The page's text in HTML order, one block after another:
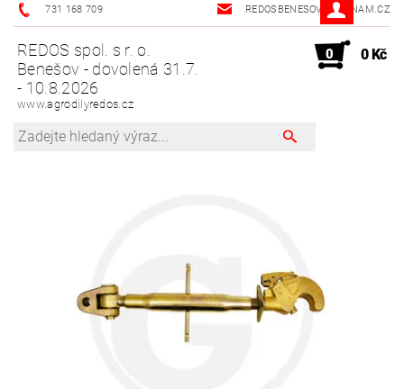
731 168 709 REDOSBENESOV@SEZNAM.CZ
REDOS spol. s r. o.
Benešov - dovolená 31.7.
- 10.8.2026
www.agrodilyredos.cz
0 0 Kč